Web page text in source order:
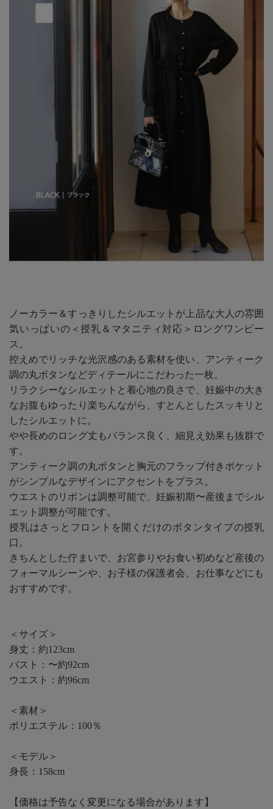
ノーカラー＆すっきりしたシルエットが上品な大人の雰囲
気いっぱいの＜授乳＆マタニティ対応＞ロングワンピー
ス。
控えめでリッチな光沢感のある素材を使い、アンティーク
調の丸ボタンなどディテールにこだわった一枚。
リラクシーなシルエットと着心地の良さで、妊娠中の大き
なお腹もゆったり楽ちんながら、すとんとしたスッキリと
したシルエットに。
やや長めのロング丈もバランス良く、細見え効果も抜群で
す。
アンティーク調の丸ボタンと胸元のフラップ付きポケット
がシンプルなデザインにアクセントをプラス。
ウエストのリボンは調整可能で、妊娠初期〜産後までシル
エット調整が可能です。
授乳はさっとフロントを開くだけのボタンタイプの授乳
口。
きちんとした佇まいで、お宮参りやお食い初めなど産後の
フォーマルシーンや、お子様の保護者会、お仕事などにも
おすすめです。
＜サイズ＞
身丈：約123cm
バスト：〜約92cm
ウエスト：約96cm
＜素材＞
ポリエステル：100％
＜モデル＞
身長：158cm
【価格は予告なく変更になる場合があります】